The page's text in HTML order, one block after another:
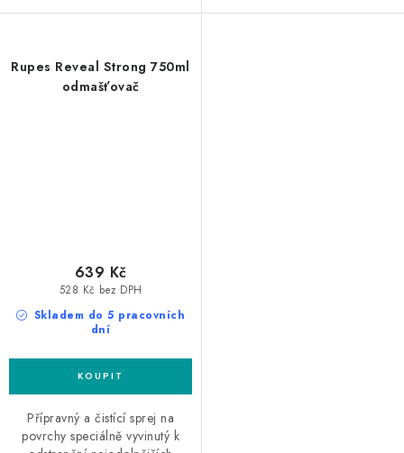
Rupes Reveal Strong 750ml
odmašťovač
Skladem do 5 pracovních
dní
528 Kč bez DPH
639 Kč
Přípravný a čistící sprej na
povrchy speciálně vyvinutý k